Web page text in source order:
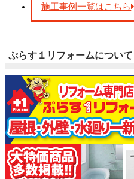
施工事例一覧はこちら
ぷらす１リフォームについて